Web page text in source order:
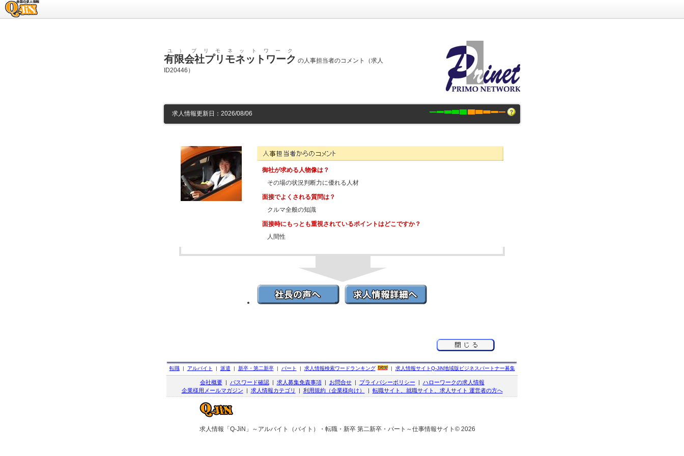
有限会社プリモネットワーク
ユ）プリモネットワーク
の人事担当者のコメント（求人
ID20446）
求人情報のQ-JiN
求人情報更新日：2026/08/06
御社が求める人物像は？
その場の状況判断力に優れる人材
面接でよくされる質問は？
クルマ全般の知識
面接時にもっとも重視されているポイントはどこですか？
人間性
転職| アルバイト | 派遣 | 新卒・第二新卒| パート | 求人情報検索ワードランキング | 求人情報サイトQ-JiN地域版ビジネスパートナー募集
会社概要| パスワード確認| 求人募集免責事項| お問合せ| プライバシーポリシー | ハローワークの求人情報
企業様用メールマガジン | 求人情報カテゴリ | 利用規約（企業様向け） | 転職サイト、就職サイト、求人サイト 運営者の方へ
求人情報「Q-JiN」～アルバイト（バイト）・転職・新卒 第二新卒・パート～仕事情報サイト © 2026